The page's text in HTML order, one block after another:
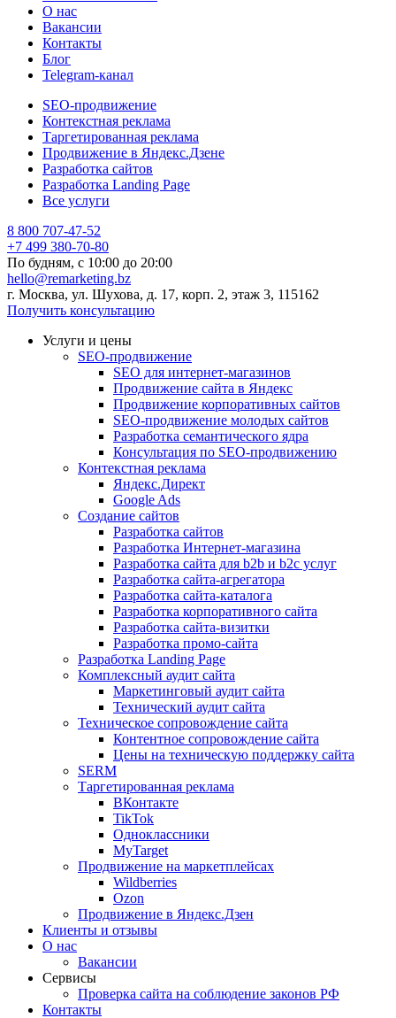
О нас
Вакансии
Контакты
Блог
Telegram-канал
SEO-продвижение
Контекстная реклама
Таргетированная реклама
Продвижение в Яндекс.Дзене
Разработка сайтов
Разработка Landing Page
Все услуги
8 800 707-47-52
+7 499 380-70-80
По будням, с 10:00 до 20:00
hello@remarketing.bz
г. Москва, ул. Шухова, д. 17, корп. 2, этаж 3, 115162
Получить консультацию
Услуги и цены
SEO-продвижение
SEO для интернет-магазинов
Продвижение сайта в Яндекс
Продвижение корпоративных сайтов
SEO-продвижение молодых сайтов
Разработка семантического ядра
Консультация по SEO-продвижению
Контекстная реклама
Яндекс.Директ
Google Ads
Создание сайтов
Разработка сайтов
Разработка Интернет-магазина
Разработка сайта для b2b и b2c услуг
Разработка сайта-агрегатора
Разработка сайта-каталога
Разработка корпоративного сайта
Разработка сайта-визитки
Разработка промо-сайта
Разработка Landing Page
Комплексный аудит сайта
Маркетинговый аудит сайта
Технический аудит сайта
Техническое сопровождение сайта
Контентное сопровождение сайта
Цены на техническую поддержку сайта
SERM
Таргетированная реклама
ВКонтакте
TikTok
Одноклассники
MyTarget
Продвижение на маркетплейсах
Wildberries
Ozon
Продвижение в Яндекс.Дзен
Клиенты и отзывы
О нас
Вакансии
Сервисы
Проверка сайта на соблюдение законов РФ
Контакты